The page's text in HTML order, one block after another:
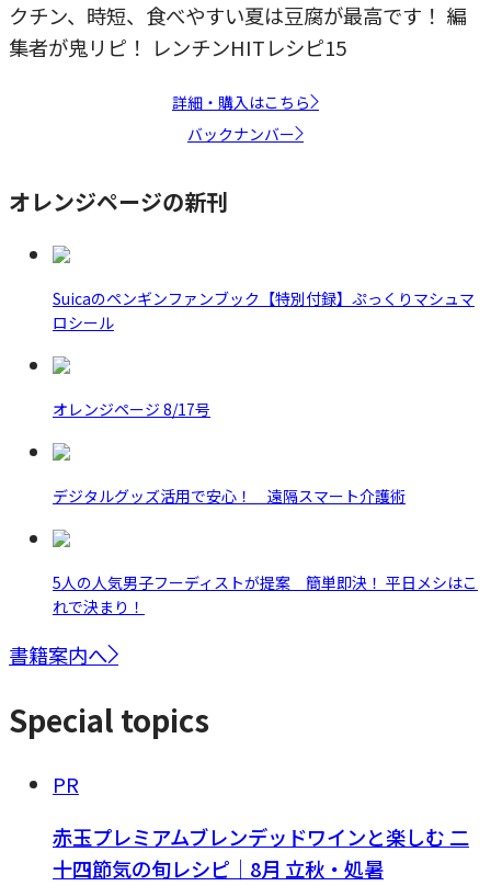
クチン、時短、食べやすい夏は豆腐が最高です！ 編
集者が鬼リピ！ レンチンHITレシピ15
詳細・購入はこちら
バックナンバー
オレンジページの新刊
Suicaのペンギンファンブック【特別付録】ぷっくりマシュマ
ロシール
オレンジページ 8/17号
デジタルグッズ活用で安心！ 遠隔スマート介護術
5人の人気男子フーディストが提案 簡単即決！ 平日メシはこ
れで決まり！
書籍案内へ
Special topics
PR
赤玉プレミアムブレンデッドワインと楽しむ 二
十四節気の旬レシピ｜8月 立秋・処暑